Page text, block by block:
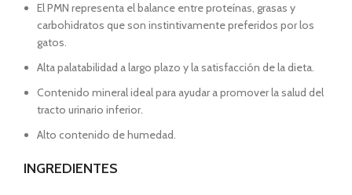
El PMN representa el balance entre proteínas, grasas y
carbohidratos que son instintivamente preferidos por los
gatos.
Alta palatabilidad a largo plazo y la satisfacción de la dieta.
Contenido mineral ideal para ayudar a promover la salud del
tracto urinario inferior.
Alto contenido de humedad.
INGREDIENTES